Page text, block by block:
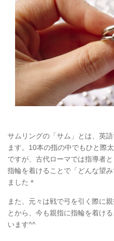
サムリングの「サム」とは、英
ます。10本の指の中でもひと際
ですが、古代ローマでは指導者
指輪を着けることで「どんな望
ました＊
また、元々は戦で弓を引く際に
とから、今も親指に指輪を着け
います^^